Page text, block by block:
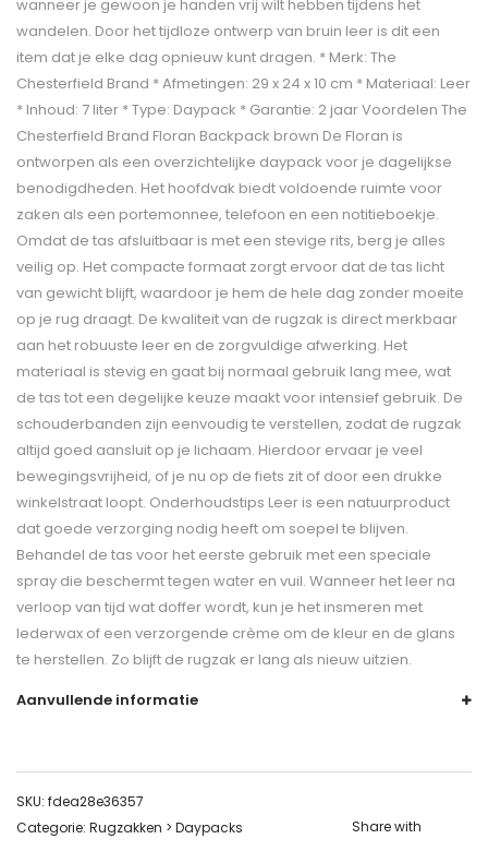
wanneer je gewoon je handen vrij wilt hebben tijdens het
wandelen. Door het tijdloze ontwerp van bruin leer is dit een
item dat je elke dag opnieuw kunt dragen. * Merk: The
Chesterfield Brand * Afmetingen: 29 x 24 x 10 cm * Materiaal: Leer
* Inhoud: 7 liter * Type: Daypack * Garantie: 2 jaar Voordelen The
Chesterfield Brand Floran Backpack brown De Floran is
ontworpen als een overzichtelijke daypack voor je dagelijkse
benodigdheden. Het hoofdvak biedt voldoende ruimte voor
zaken als een portemonnee, telefoon en een notitieboekje.
Omdat de tas afsluitbaar is met een stevige rits, berg je alles
veilig op. Het compacte formaat zorgt ervoor dat de tas licht
van gewicht blijft, waardoor je hem de hele dag zonder moeite
op je rug draagt. De kwaliteit van de rugzak is direct merkbaar
aan het robuuste leer en de zorgvuldige afwerking. Het
materiaal is stevig en gaat bij normaal gebruik lang mee, wat
de tas tot een degelijke keuze maakt voor intensief gebruik. De
schouderbanden zijn eenvoudig te verstellen, zodat de rugzak
altijd goed aansluit op je lichaam. Hierdoor ervaar je veel
bewegingsvrijheid, of je nu op de fiets zit of door een drukke
winkelstraat loopt. Onderhoudstips Leer is een natuurproduct
dat goede verzorging nodig heeft om soepel te blijven.
Behandel de tas voor het eerste gebruik met een speciale
spray die beschermt tegen water en vuil. Wanneer het leer na
verloop van tijd wat doffer wordt, kun je het insmeren met
lederwax of een verzorgende crème om de kleur en de glans
te herstellen. Zo blijft de rugzak er lang als nieuw uitzien.
Aanvullende informatie
SKU: fdea28e36357
Categorie: Rugzakken > Daypacks Share with